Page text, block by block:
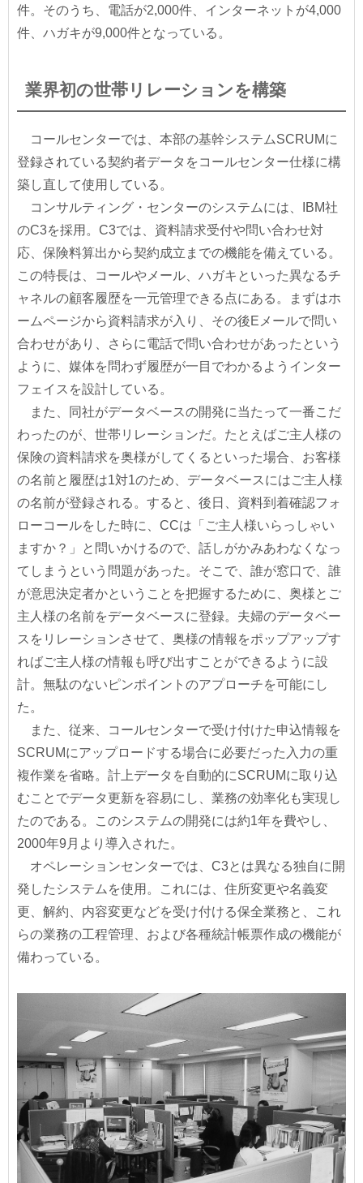
件。そのうち、電話が2,000件、インターネットが4,000
件、ハガキが9,000件となっている。
業界初の世帯リレーションを構築
コールセンターでは、本部の基幹システムSCRUMに
登録されている契約者データをコールセンター仕様に構
築し直して使用している。
コンサルティング・センターのシステムには、IBM社
のC3を採用。C3では、資料請求受付や問い合わせ対
応、保険料算出から契約成立までの機能を備えている。
この特長は、コールやメール、ハガキといった異なるチ
ャネルの顧客履歴を一元管理できる点にある。まずはホ
ームページから資料請求が入り、その後Eメールで問い
合わせがあり、さらに電話で問い合わせがあったという
ように、媒体を問わず履歴が一目でわかるようインター
フェイスを設計している。
また、同社がデータベースの開発に当たって一番こだ
わったのが、世帯リレーションだ。たとえばご主人様の
保険の資料請求を奥様がしてくるといった場合、お客様
の名前と履歴は1対1のため、データベースにはご主人様
の名前が登録される。すると、後日、資料到着確認フォ
ローコールをした時に、CCは「ご主人様いらっしゃい
ますか？」と問いかけるので、話しがかみあわなくなっ
てしまうという問題があった。そこで、誰が窓口で、誰
が意思決定者かということを把握するために、奥様とご
主人様の名前をデータベースに登録。夫婦のデータベー
スをリレーションさせて、奥様の情報をポップアップす
ればご主人様の情報も呼び出すことができるように設
計。無駄のないピンポイントのアプローチを可能にし
た。
また、従来、コールセンターで受け付けた申込情報を
SCRUMにアップロードする場合に必要だった入力の重
複作業を省略。計上データを自動的にSCRUMに取り込
むことでデータ更新を容易にし、業務の効率化も実現し
たのである。このシステムの開発には約1年を費やし、
2000年9月より導入された。
オペレーションセンターでは、C3とは異なる独自に開
発したシステムを使用。これには、住所変更や名義変
更、解約、内容変更などを受け付ける保全業務と、これ
らの業務の工程管理、および各種統計帳票作成の機能が
備わっている。